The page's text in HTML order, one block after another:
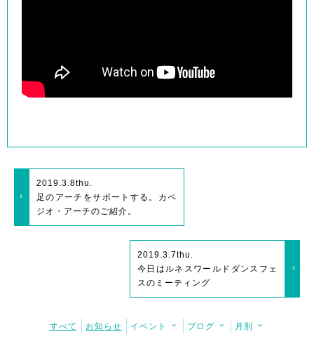
2019.3.8thu.
足のアーチをサポートする。カペ
ジオ・アーチのご紹介。
2019.3.7thu.
今日はルネスワールドダンスフェ
スのミーティング
すべて お知らせ イベント ブログ 月別